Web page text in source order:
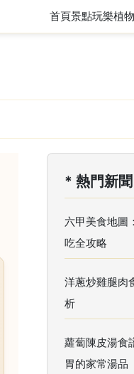
首頁景點玩樂植
* 熱門新聞
六甲美食地圖
吃全攻略
洋蔥炒雞腿肉
析
蘿蔔陳皮湯食
胃的家常湯品